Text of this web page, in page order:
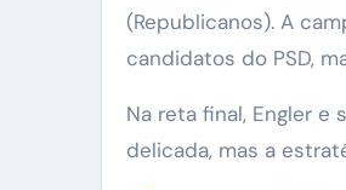
(Republicanos). A
candidatos do PSD,
Na reta final, Engler
delicada, mas a